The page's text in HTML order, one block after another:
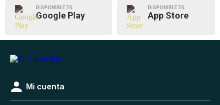
DISPONIBLE EN
Google Play
DISPONIBLE EN
App Store
Mi cuenta